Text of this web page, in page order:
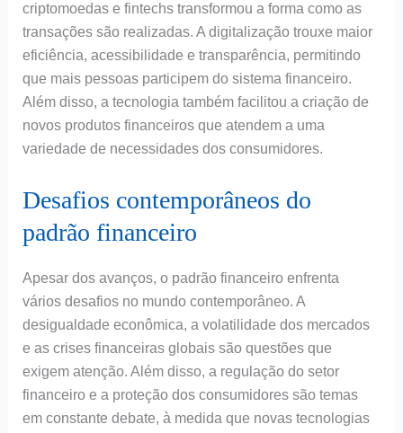
criptomoedas e fintechs transformou a forma como as
transações são realizadas. A digitalização trouxe maior
eficiência, acessibilidade e transparência, permitindo
que mais pessoas participem do sistema financeiro.
Além disso, a tecnologia também facilitou a criação de
novos produtos financeiros que atendem a uma
variedade de necessidades dos consumidores.
Desafios contemporâneos do
padrão financeiro
Apesar dos avanços, o padrão financeiro enfrenta
vários desafios no mundo contemporâneo. A
desigualdade econômica, a volatilidade dos mercados
e as crises financeiras globais são questões que
exigem atenção. Além disso, a regulação do setor
financeiro e a proteção dos consumidores são temas
em constante debate, à medida que novas tecnologias